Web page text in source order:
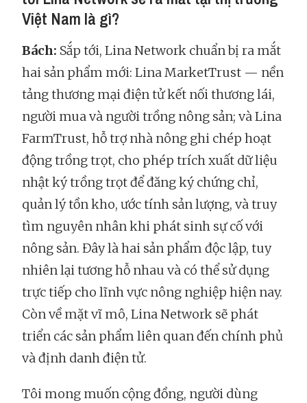
Việt Nam là gì?
Bách: Sắp tới, Lina Network chuẩn bị ra mắt
hai sản phẩm mới: Lina MarketTrust — nền
tảng thương mại điện tử kết nối thương lái,
người mua và người trồng nông sản; và Lina
FarmTrust, hỗ trợ nhà nông ghi chép hoạt
động trồng trọt, cho phép trích xuất dữ liệu
nhật ký trồng trọt để đăng ký chứng chỉ,
quản lý tồn kho, ước tính sản lượng, và truy
tìm nguyên nhân khi phát sinh sự cố với
nông sản. Đây là hai sản phẩm độc lập, tuy
nhiên lại tương hỗ nhau và có thể sử dụng
trực tiếp cho lĩnh vực nông nghiệp hiện nay.
Còn về mặt vĩ mô, Lina Network sẽ phát
triển các sản phẩm liên quan đến chính phủ
và định danh điện tử.
Tôi mong muốn cộng đồng, người dùng